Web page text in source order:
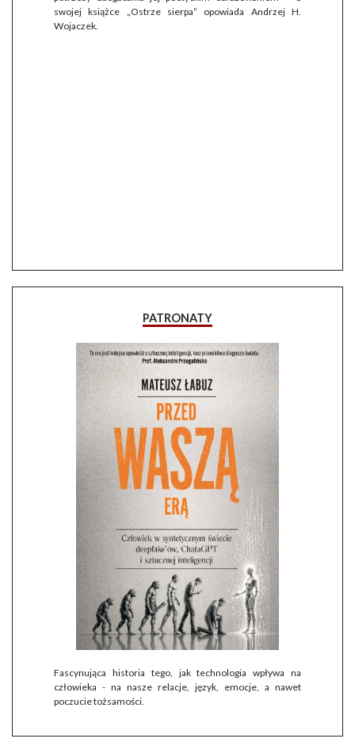
swojej książce „Ostrze sierpa” opowiada Andrzej H.
Wojaczek.
PATRONATY
Fascynująca historia tego, jak technologia wpływa na
człowieka - na nasze relacje, język, emocje, a nawet
poczucie tożsamości.